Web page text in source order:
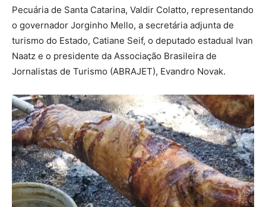
Pecuária de Santa Catarina, Valdir Colatto, representando
o governador Jorginho Mello, a secretária adjunta de
turismo do Estado, Catiane Seif, o deputado estadual Ivan
Naatz e o presidente da Associação Brasileira de
Jornalistas de Turismo (ABRAJET), Evandro Novak.